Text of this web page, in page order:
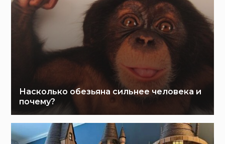
Насколько обезьяна сильнее человека и
почему?